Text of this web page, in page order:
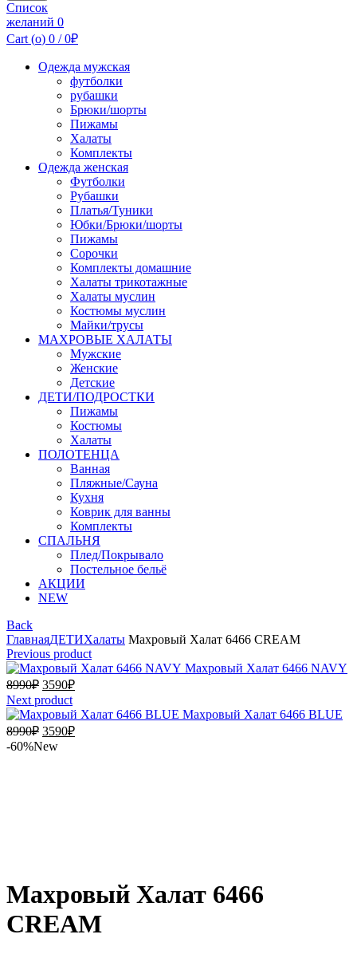
Список
желаний 0
Cart (o) 0 / 0₽
Одежда мужская
футболки
рубашки
Брюки/шорты
Пижамы
Халаты
Комплекты
Одежда женская
Футболки
Рубашки
Платья/Туники
Юбки/Брюки/шорты
Пижамы
Сорочки
Комплекты домашние
Халаты трикотажные
Халаты муслин
Костюмы муслин
Майки/трусы
МАХРОВЫЕ ХАЛАТЫ
Мужские
Женские
Детские
ДЕТИ/ПОДРОСТКИ
Пижамы
Костюмы
Халаты
ПОЛОТЕНЦА
Ванная
Пляжные/Сауна
Кухня
Коврик для ванны
Комплекты
СПАЛЬНЯ
Плед/Покрывало
Постельное бельё
АКЦИИ
NEW
Back
ГлавнаяДЕТИХалаты Махровый Халат 6466 CREAM
Previous product
Махровый Халат 6466 NAVY
8990₽ Первоначальная
цена
составляла
8990₽.
3590₽Текущая
3590₽.
Next product
Махровый Халат 6466 BLUE
8990₽ Первоначальная
цена
3590₽Текущая
-60%New
Махровый Халат 6466
CREAM